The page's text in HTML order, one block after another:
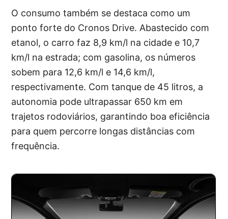
O consumo também se destaca como um
ponto forte do Cronos Drive. Abastecido com
etanol, o carro faz 8,9 km/l na cidade e 10,7
km/l na estrada; com gasolina, os números
sobem para 12,6 km/l e 14,6 km/l,
respectivamente. Com tanque de 45 litros, a
autonomia pode ultrapassar 650 km em
trajetos rodoviários, garantindo boa eficiência
para quem percorre longas distâncias com
frequência.